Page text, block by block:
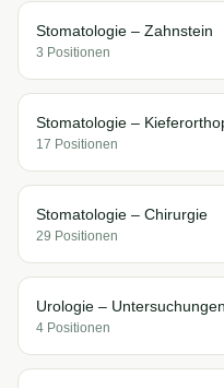
Stomatologie – Zahnstein
3 Positionen
Stomatologie –
17 Positionen
Stomatologie – Chirurgie
29 Positionen
Urologie – Untersuchungen
4 Positionen